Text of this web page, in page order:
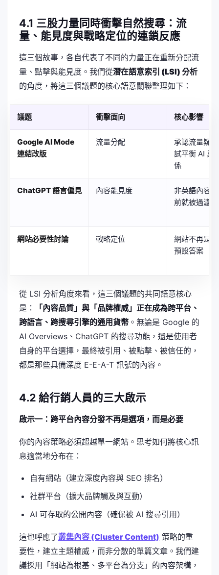
4.1 三股力量同時衝擊自然搜尋：流
量、能見度與戰略定位的連鎖反應
這三個故事，各自代表了不同的力量正在重新分配流
量、點擊與能見度。我們從潛在語意索引 (LSI) 分析
的角度，將這三個議題的核心語意關聯整理如下：
議題 衝擊面向 核心影響
Google AI Mode
連結改版
流量分配
承認流量疑
試平衡 AI 與
係
ChatGPT 語言偏見 內容能見度
非英語內容
前就被過濾
網站必要性討論 戰略定位
網站不再是
預設答案
從 LSI 分析角度來看，這三個議題的共同語意核心
是：
「內容品質」與「品牌權威」正在成為跨平台、
跨語言、跨搜尋引擎的通用貨幣 。無論是 Google 的
AI Overviews、ChatGPT 的搜尋功能，還是使用者
自身的平台選擇，最終被引用、被點擊、被信任的，
都是那些具備深度 E-E-A-T 訊號的內容。
4.2 給行銷人員的三大啟示
啟示一：跨平台內容分發不再是選項，而是必要
你的內容策略必須超越單一網站。思考如何將核心訊
息適當地分布在：
自有網站（建立深度內容與 SEO 排名）
社群平台（擴大品牌觸及與互動）
AI 可存取的公開內容（確保被 AI 搜尋引用）
這也呼應了叢集內容 (Cluster Content) 策略的重
要性，建立主題權威，而非分散的單篇文章。我們建
議採用「網站為根基、多平台為分支」的內容架構，